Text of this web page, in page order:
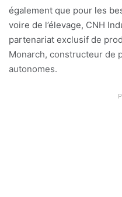
également que pour les
voire de l’élevage, CNH
partenariat exclusif de
Monarch, constructeur de
autonomes.